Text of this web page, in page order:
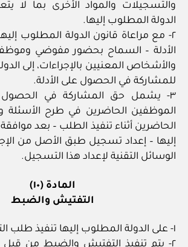
والتسجيلات والمواد الأخرى بما لا
الدولة المطلوب إليها.
٢- مع مراعاة قانون الدولة المطلوب
الأدلة – السماح بحضور مفوضي وموظفي
والأشخاص المعنيين بالإجراءات، إلى
للمشاركة في الحصول على الأدلة.
٣- يشمل حق المشاركة في الحصول
الموظفين الحاضرين في طرح الأسئلة
الحاضرين أثناء تنفيذ الطلب – بعد
إليها – إعداد تسجيل طبق الأصل من
الوسائل التقنية لإعداد هذا التسجيل.
المادة (١٠)
التفتيش والضبط
١- على الدولة المطلوب إليها تنفيذ طلب التفتيش والضبط.
٢- يتم تنفيذ التفتيش والضبط من قبل